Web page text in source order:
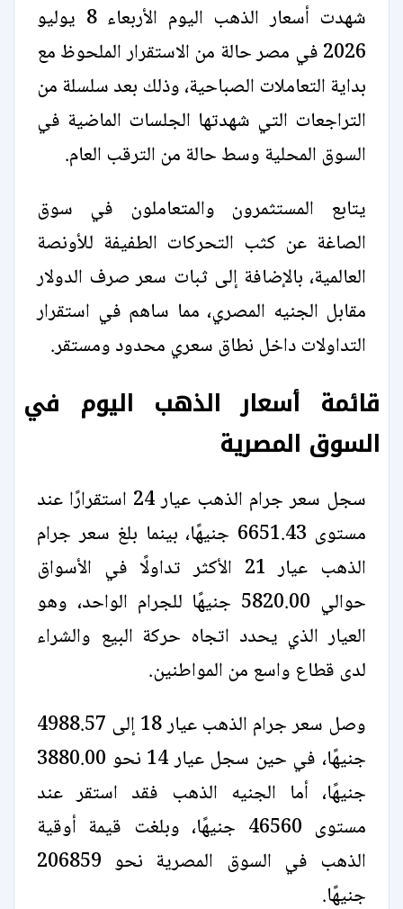
شهدت أسعار الذهب اليوم الأربعاء 8 يوليو
2026 في مصر حالة من الاستقرار الملحوظ مع
بداية التعاملات الصباحية، وذلك بعد سلسلة من
التراجعات التي شهدتها الجلسات الماضية في
السوق المحلية وسط حالة من الترقب العام.
يتابع المستثمرون والمتعاملون في سوق
الصاغة عن كثب التحركات الطفيفة للأونصة
العالمية، بالإضافة إلى ثبات سعر صرف الدولار
مقابل الجنيه المصري، مما ساهم في استقرار
التداولات داخل نطاق سعري محدود ومستقر.
قائمة أسعار الذهب اليوم في
السوق المصرية
سجل سعر جرام الذهب عيار 24 استقرارًا عند
مستوى 6651.43 جنيهًا، بينما بلغ سعر جرام
الذهب عيار 21 الأكثر تداولًا في الأسواق
حوالي 5820.00 جنيهًا للجرام الواحد، وهو
العيار الذي يحدد اتجاه حركة البيع والشراء
لدى قطاع واسع من المواطنين.
وصل سعر جرام الذهب عيار 18 إلى 4988.57
جنيهًا، في حين سجل عيار 14 نحو 3880.00
جنيهًا، أما الجنيه الذهب فقد استقر عند
مستوى 46560 جنيهًا، وبلغت قيمة أوقية
الذهب في السوق المصرية نحو 206859
جنيهًا.